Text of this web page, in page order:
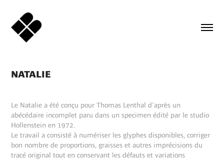
NATALIE
Le Natalie a été conçu pour Thomas Lenthal d’après un
abécédaire incomplet paru dans un specimen édité par le studio
Hollenstein en 1972.
Le travail a consisté à numériser les glyphes disponibles, corriger
bon nombre de proportions, graisses et autres imprécisions du
tracé original tout en conservant les défauts et variations